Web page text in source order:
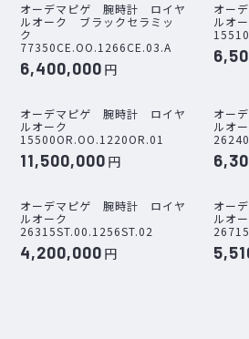
オーデマピゲ 腕時計 ロイヤ
ルオーク ブラックセラミッ
ク
77350CE.OO.1266CE.03.A
6,400,000 円
オー
ルオ
オーデマピゲ 腕時計 ロイヤ
ルオーク
15500OR.OO.1220OR.01
11,500,000 円
オー
ルオ
オーデマピゲ 腕時計 ロイヤ
ルオーク
26315ST.00.1256ST.02
4,200,000 円
オー
ルオ